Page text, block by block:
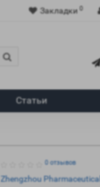
Закладки 0
Статьи
0 отзывов
Zhengzhou Pharmaceutical